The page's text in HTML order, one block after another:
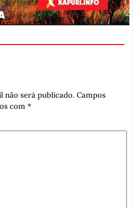
não será publicado. Campos
com *